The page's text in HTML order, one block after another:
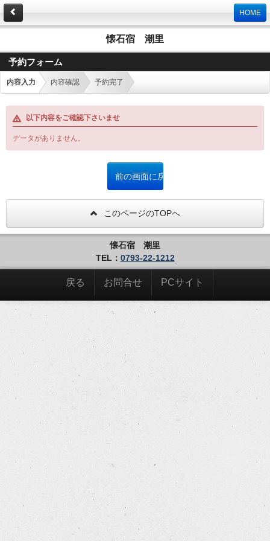
HOME
懐石宿 潮里
予約フォーム
内容入力 内容確認 予約完了
以下内容をご確認下さいませ
データがありません。
このページのTOPへ
懐石宿 潮里
TEL： 0793-22-1212
戻る お問合せ PCサイト